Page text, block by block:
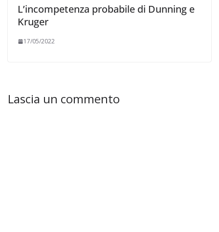
L’incompetenza probabile di Dunning e
Kruger
17/05/2022
Lascia un commento